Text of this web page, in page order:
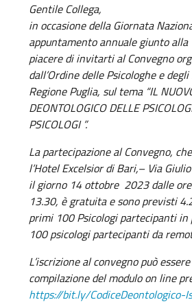
Gentile Collega,
in occasione della Giornata
appuntamento annuale giunto alla
piacere di invitarti al Convegno
dall’Ordine delle Psicologhe e
Regione Puglia, sul tema “IL
DEONTOLOGICO DELLE
PSICOLOGI ”.
La partecipazione al Convegno,
l’Hotel Excelsior di Bari,– Via
il giorno 14 ottobre 2023 dalle
13.30, è gratuita e sono previsti
primi 100 Psicologi partecipanti in
100 psicologi partecipanti da
L’iscrizione al convegno può
compilazione del modulo on line
https://bit.ly/CodiceDeontologico-